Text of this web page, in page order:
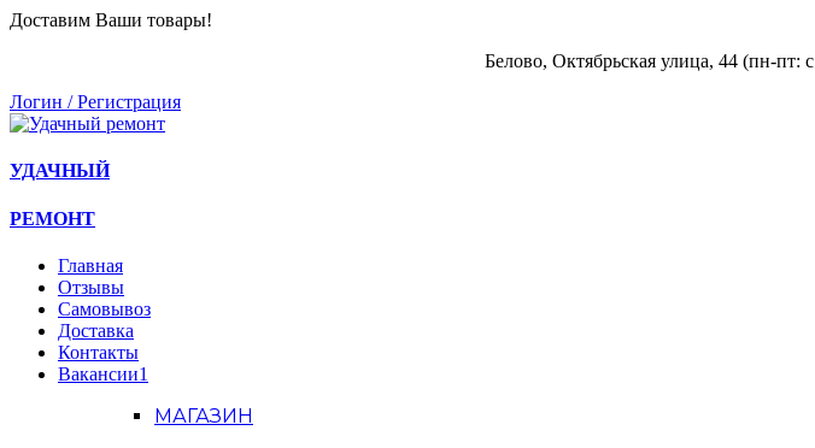
Доставим Ваши товары!
Белово, Октябрьская улица, 44 (пн-пт: с
Логин / Регистрация
УДАЧНЫЙ
РЕМОНТ
Главная
Отзывы
Самовывоз
Доставка
Контакты
Вакансии1
МАГАЗИН